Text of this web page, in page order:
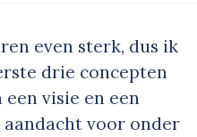
even sterk, dus ik
drie concepten
visie en een
voor onder